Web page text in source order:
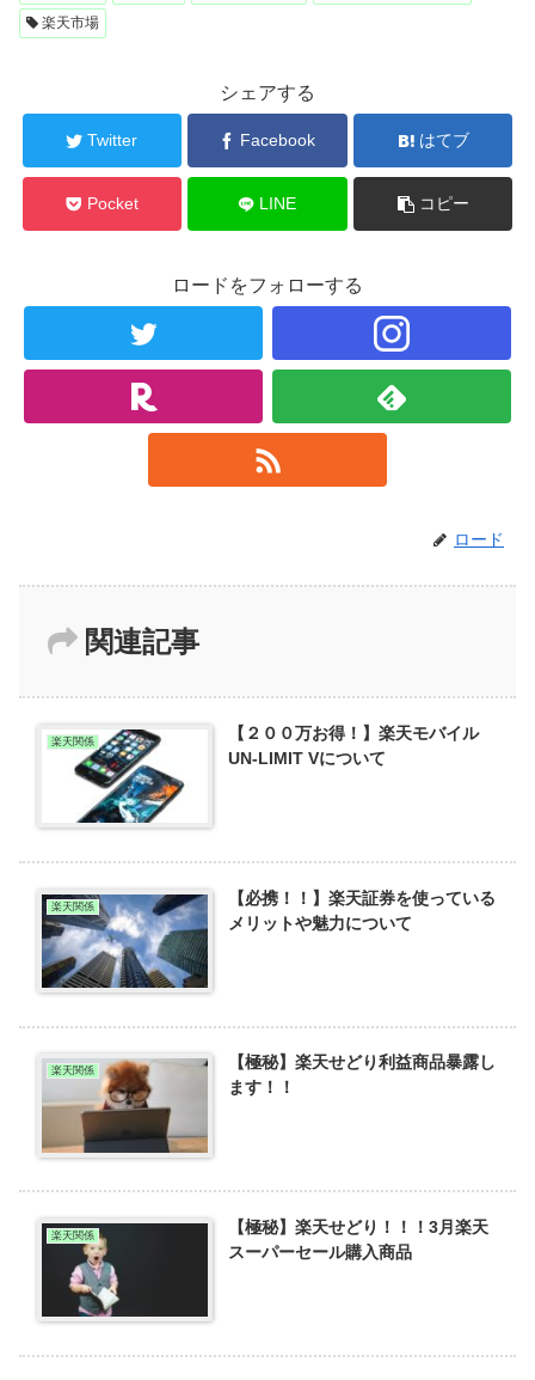
楽天市場
シェアする
Twitter Facebook はてブ
Pocket LINE コピー
ロードをフォローする
ロード
関連記事
楽天関係
【２００万お得！】楽天モバイル
UN-LIMIT Vについて
楽天関係
【必携！！】楽天証券を使っている
メリットや魅力について
楽天関係
【極秘】楽天せどり利益商品暴露し
ます！！
楽天関係
【極秘】楽天せどり！！！3月楽天
スーパーセール購入商品